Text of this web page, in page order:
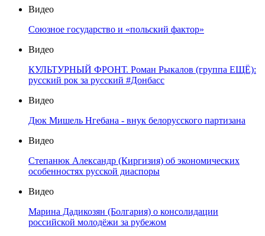
Видео
Союзное государство и «польский фактор»
Видео
КУЛЬТУРНЫЙ ФРОНТ. Роман Рыкалов (группа ЕЩЁ):
русский рок за русский #Донбасс
Видео
Дюк Мишель Нгебана - внук белорусского партизана
Видео
Степанюк Александр (Киргизия) об экономических
особенностях русской диаспоры
Видео
Марина Дадикозян (Болгария) о консолидации
российской молодёжи за рубежом